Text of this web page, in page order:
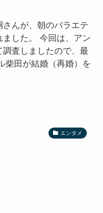
んが、朝のバラエテ
した。 今回は、アン
査しましたので、最
柴田が結婚（再婚）を
エンタメ